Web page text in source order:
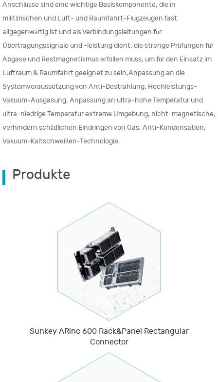
Anschlüsse sind eine wichtige Basiskomponente, die in
militärischen und Luft- und Raumfahrt-Flugzeugen fast
allgegenwärtig ist und als Verbindungsleitungen für
Übertragungssignale und -leistung dient, die strenge Prüfungen für
Abgase und Restmagnetismus erfüllen muss, um für den Einsatz im
Luftraum & Raumfahrt geeignet zu sein,Anpassung an die
Systemvoraussetzung von Anti-Bestrahlung, Hochleistungs-
Vakuum-Ausgasung, Anpassung an ultra-hohe Temperatur und
ultra-niedrige Temperatur extreme Umgebung, nicht-magnetische,
verhindern schädlichen Eindringen von Gas, Anti-Kondensation,
Vakuum-Kaltschweißen-Technologie.
Produkte
Sunkey ARinc 600 Rack&Panel Rectangular
Connector